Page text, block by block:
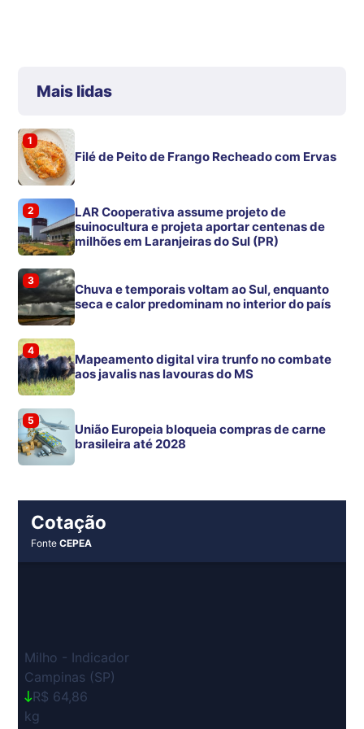
Mais lidas
1
Filé de Peito de Frango Recheado com Ervas
2
LAR Cooperativa assume projeto de
suinocultura e projeta aportar centenas de
milhões em Laranjeiras do Sul (PR)
3
Chuva e temporais voltam ao Sul, enquanto
seca e calor predominam no interior do país
4
Mapeamento digital vira trunfo no combate
aos javalis nas lavouras do MS
5
União Europeia bloqueia compras de carne
brasileira até 2028
Cotação
FonteCEPEA
Milho - Indicador
Campinas (SP)
R$ 64,86
kg